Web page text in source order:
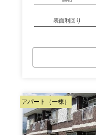
表面利回り
アパート（一棟）